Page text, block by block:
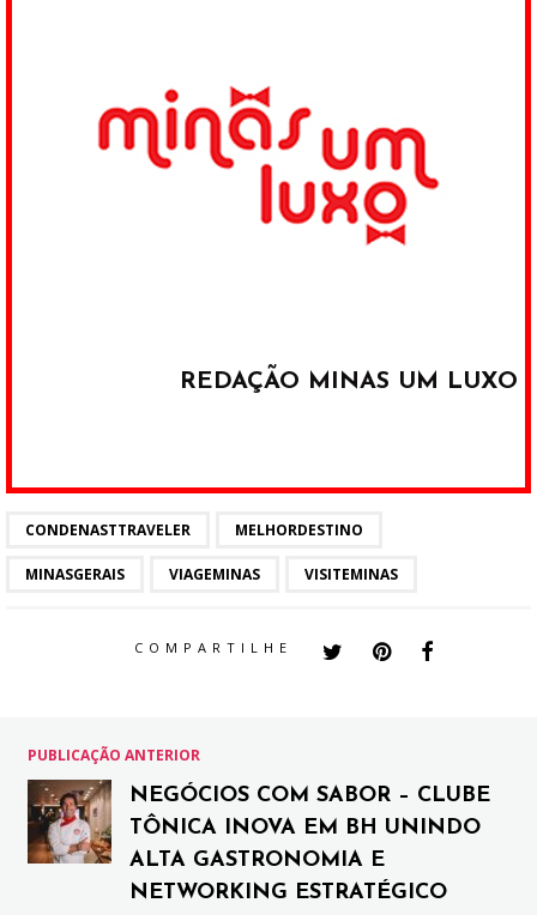
REDAÇÃO MINAS UM LUXO
CONDENASTTRAVELER MELHORDESTINO
MINASGERAIS VIAGEMINAS VISITEMINAS
COMPARTILHE
PUBLICAÇÃO ANTERIOR
NEGÓCIOS COM SABOR – CLUBE
TÔNICA INOVA EM BH UNINDO
ALTA GASTRONOMIA E
NETWORKING ESTRATÉGICO